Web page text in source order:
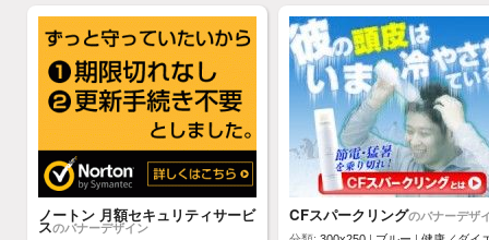
ノートン 月額セキュリティサービ
スのバナーデザイン
CFスパークリングのバナーデザ